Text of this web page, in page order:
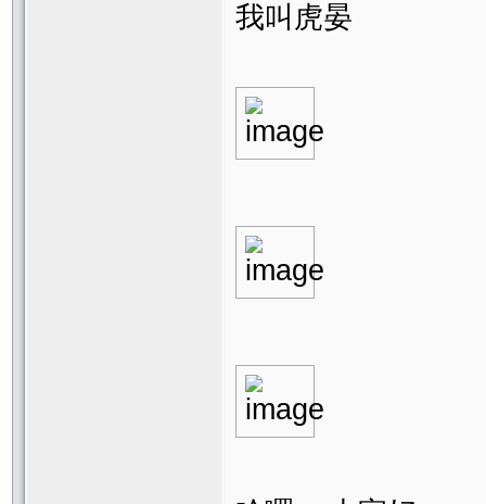
我叫虎晏